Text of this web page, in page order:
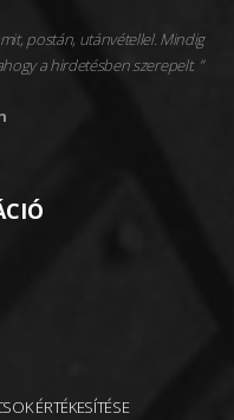
postán, utánvétellel. Mindig
a hirdetésben szerepelt.
ÉRTÉKESÍTÉSE